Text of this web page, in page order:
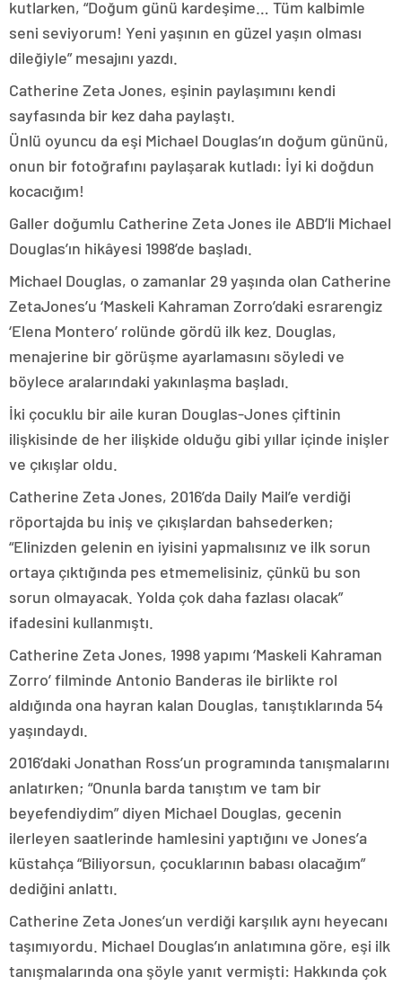
kutlarken, “Doğum günü kardeşime… Tüm kalbimle
seni seviyorum! Yeni yaşının en güzel yaşın olması
dileğiyle” mesajını yazdı.
Catherine Zeta Jones, eşinin paylaşımını kendi
sayfasında bir kez daha paylaştı.
Ünlü oyuncu da eşi Michael Douglas’ın doğum gününü,
onun bir fotoğrafını paylaşarak kutladı: İyi ki doğdun
kocacığım!
Galler doğumlu Catherine Zeta Jones ile ABD’li Michael
Douglas’ın hikâyesi 1998’de başladı.
Michael Douglas, o zamanlar 29 yaşında olan Catherine
ZetaJones’u ‘Maskeli Kahraman Zorro’daki esrarengiz
‘Elena Montero’ rolünde gördü ilk kez. Douglas,
menajerine bir görüşme ayarlamasını söyledi ve
böylece aralarındaki yakınlaşma başladı.
İki çocuklu bir aile kuran Douglas-Jones çiftinin
ilişkisinde de her ilişkide olduğu gibi yıllar içinde inişler
ve çıkışlar oldu.
Catherine Zeta Jones, 2016’da Daily Mail’e verdiği
röportajda bu iniş ve çıkışlardan bahsederken;
“Elinizden gelenin en iyisini yapmalısınız ve ilk sorun
ortaya çıktığında pes etmemelisiniz, çünkü bu son
sorun olmayacak. Yolda çok daha fazlası olacak”
ifadesini kullanmıştı.
Catherine Zeta Jones, 1998 yapımı ‘Maskeli Kahraman
Zorro’ filminde Antonio Banderas ile birlikte rol
aldığında ona hayran kalan Douglas, tanıştıklarında 54
yaşındaydı.
2016’daki Jonathan Ross’un programında tanışmalarını
anlatırken; “Onunla barda tanıştım ve tam bir
beyefendiydim” diyen Michael Douglas, gecenin
ilerleyen saatlerinde hamlesini yaptığını ve Jones’a
küstahça “Biliyorsun, çocuklarının babası olacağım”
dediğini anlattı.
Catherine Zeta Jones’un verdiği karşılık aynı heyecanı
taşımıyordu. Michael Douglas’ın anlatımına göre, eşi ilk
tanışmalarında ona şöyle yanıt vermişti: Hakkında çok